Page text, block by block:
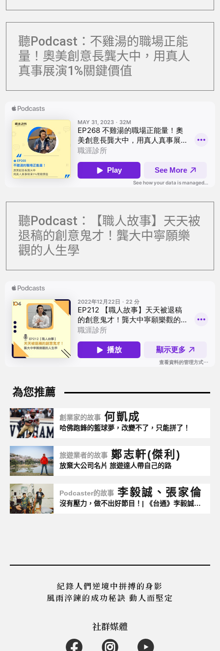
聽Podcast：不雞湯的職場正能
量！奧美創意長龔大中，用真人
真事展演1%關鍵價值
聽Podcast：【職人故事】天天被
退稿的創意鬼才！龔大中寧願樂
觀的人生學
創業家的故事 何凱成
哈佛跑鋒的籃球夢，改變不了，只能拼了！
旅遊業者的故事 鄭志軒(傑利)
放棄大公司名片 旅遊達人帶自己的路
Podcaster的故事 李毅誠、張家倫
沒有壓力，做不出好節目！| 《台通》李毅誠、張家倫 | 104掌聲
紀錄人們逆境中拼搏的身影
風雨淬鍊的成功秘訣 動人而堅定
社群媒體